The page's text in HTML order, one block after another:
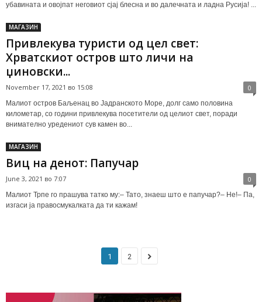
убавината и овојпат неговиот сјај блесна и во далечната и ладна Русија! ...
МАГАЗИН
Привлекува туристи од цел свет:
Хрватскиот остров што личи на
џиновски...
November 17, 2021 во 15:08 0
Малиот остров Баљенац во Јадранското Море, долг само половина
километар, со години привлекува посетители од целиот свет, поради
внимателно уредениот сув камен во...
МАГАЗИН
Виц на денот: Папучар
June 3, 2021 во 7:07 0
Малиот Трпе го прашува татко му:– Тато, знаеш што е папучар?– Не!– Па,
изгаси ја правосмукалката да ти кажам!
1 2